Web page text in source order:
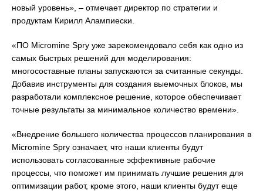
новый уровень», – отмечает директор по стратегии и
продуктам Кирилл Алампиески.
«ПО Micromine Spry уже зарекомендовало себя как одно из
самых быстрых решений для моделирования:
многосоставные планы запускаются за считанные секунды.
Добавив инструменты для создания выемочных блоков, мы
разработали комплексное решение, которое обеспечивает
точные результаты за минимальное количество времени».
«Внедрение большего количества процессов планирования в
Micromine Spry означает, что наши клиенты будут
использовать согласованные эффективные рабочие
процессы, что поможет им принимать лучшие решения для
оптимизации работ, кроме этого, наши клиенты будут еще